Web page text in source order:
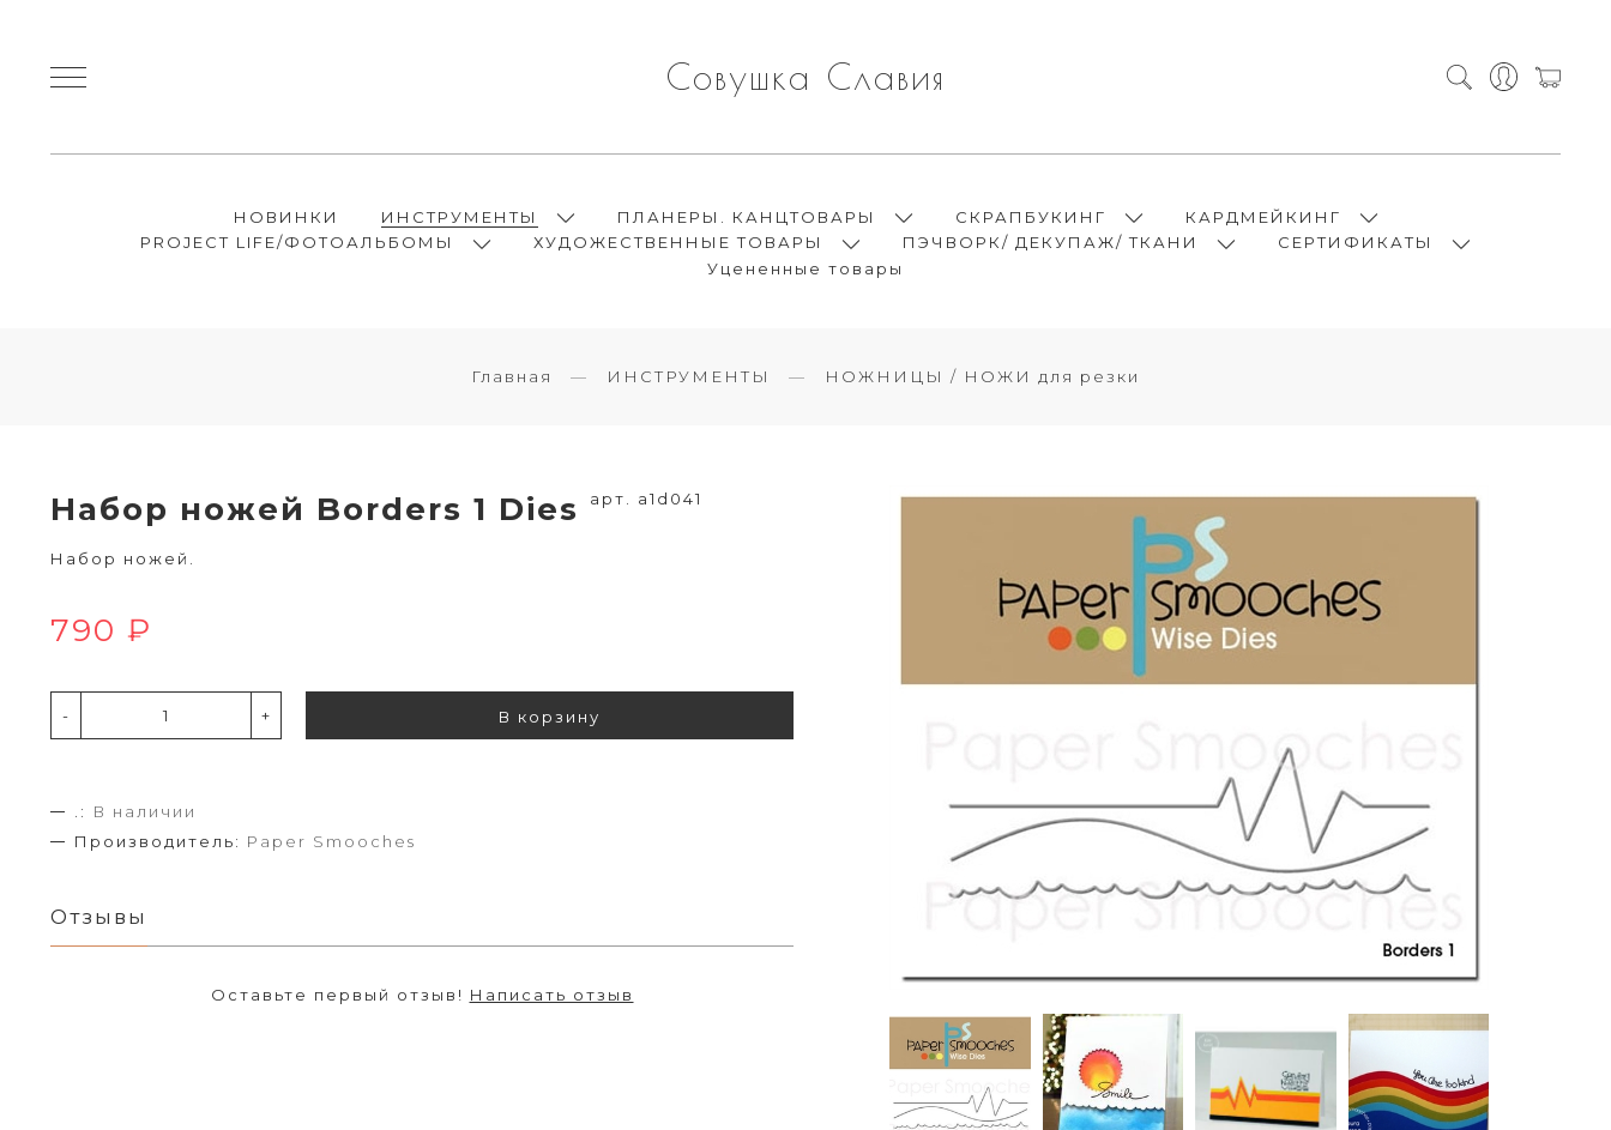
Совушка Славия
НОВИНКИ ИНСТРУМЕНТЫ ПЛАНЕРЫ. КАНЦТОВАРЫ СКРАПБУКИНГ
КАРДМЕЙКИНГ
PROJECT LIFE/ФОТОАЛЬБОМЫ
ХУДОЖЕСТВЕННЫЕ ТОВАРЫ ПЭЧВОРК/ ДЕКУПАЖ/ ТКАНИ
СЕРТИФИКАТЫ
Уцененные товары
Главная ИНСТРУМЕНТЫ НОЖНИЦЫ / НОЖИ для резки
Набор ножей Borders 1 Dies арт. a1d041
Набор ножей.
790 ₽
- + В корзину
.:
В наличии
Производитель: Paper Smooches
Отзывы
Оставьте первый отзыв! Написать отзыв